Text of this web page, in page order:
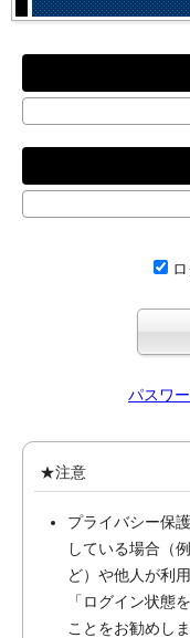
パスワ
★注意
プライバシー保
している場合（
ど）や他人が利
「ログイン状態
ことをお勧めしま